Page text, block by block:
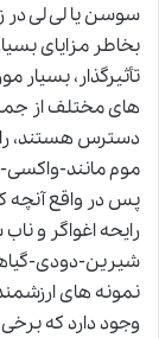
سوسن یا لی لی در
بخاطر مزایای
تأثیرگذار،
های مختلف از
دسترس هستند،
موم مانند-
پس در واقع
رایحه اغواگر و
شیرین-دودی-
نمونه های
وجود دارد که